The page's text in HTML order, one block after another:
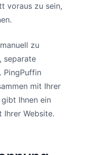
voraus zu sein,
zu
separate
PingPuffin
mit Ihrer
Ihnen ein
Ihrer Website.